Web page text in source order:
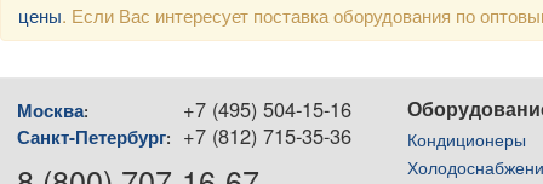
цены. Если Вас интересует поставка оборудования по
Москва: +7 (495) 504-15-16
Санкт-Петербург: +7 (812) 715-35-36
Кондиционеры